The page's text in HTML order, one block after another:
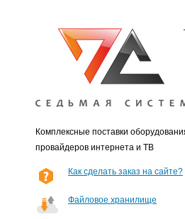
Комплексные поставки
провайдеров интернета и ТВ
Как сделать заказ на сайте?
Файловое хранилище